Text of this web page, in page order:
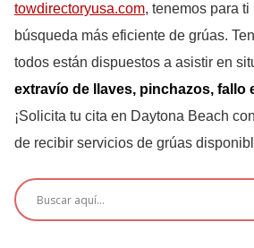
towdirectoryusa.com, tenemos para
búsqueda más eficiente de grúas.
todos están dispuestos a asistir en
extravío de llaves, pinchazos, fallo
¡Solicita tu cita en Daytona Beach
de recibir servicios de grúas